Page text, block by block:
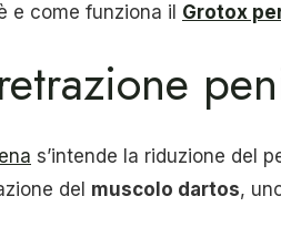
e come funziona il Grotox
s’intende la riduzione del
del muscolo dartos,